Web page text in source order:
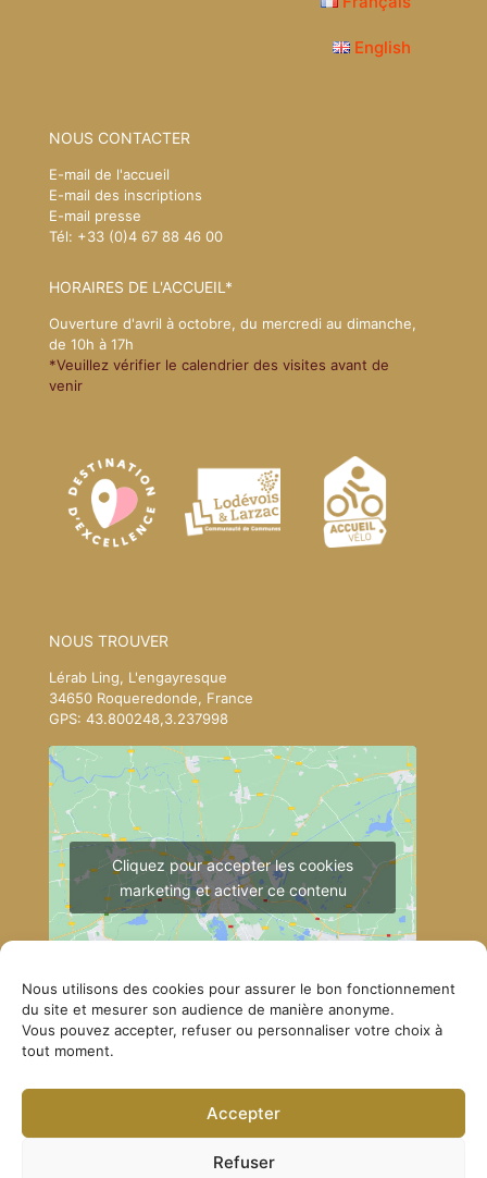
Nous utilisons des cookies pour assurer le bon fonctionnement
du site et mesurer son audience de manière anonyme.
Vous pouvez accepter, refuser ou personnaliser votre choix à
tout moment.
Accepter
Refuser
English
NOUS CONTACTER
E-mail de l'accueil
E-mail des inscriptions
E-mail presse
Tél: +33 (0)4 67 88 46 00
HORAIRES DE L'ACCUEIL*
Ouverture d'avril à octobre, du mercredi au dimanche,
de 10h à 17h
*Veuillez vérifier le calendrier des visites avant de
venir
NOUS TROUVER
Lérab Ling, L'engayresque
34650 Roqueredonde, France
GPS: 43.800248,3.237998
Cliquez pour accepter les cookies
marketing et activer ce contenu
© Lerab Ling – Site officiel. Tous droits réservés ·
Politique de confidentialité·Mentions légales